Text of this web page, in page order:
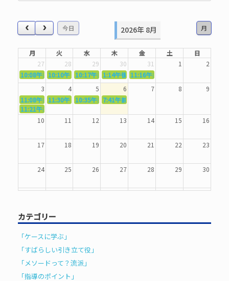
今日 月
2026年 8月
月 火 水 木 金 土
日
27
28 29 30 31 1
2
10:08午前
5362．～国語力を〜
10:10午前5363．～自信を〜
10:17午前 5364．～信じて待つ〜
1:14午後 5365．～計画的に〜
11:16午前
3
4 5 6 7 8
9
11:08午前
5367．～機能を育てる〜
11:30午前5369．～歌唱造形〜
10:35午前 5370．～バランスを〜
7:41午前
11:21午前
10
11 12 13 14 15 16
17 18 19 20 21 22 23
24 25 26 27 28 29 30
31 1 2 3 4 5 6
カテゴリー
「ケースに学ぶ」
「すばらしい引き立て役」
「メソードって？流派」
「指導のポイント」